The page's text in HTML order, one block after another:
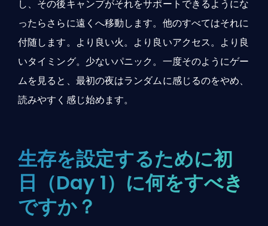
し、その後キャンプがそれをサポートできるようにな
ったらさらに遠くへ移動します。他のすべてはそれに
付随します。より良い火。より良いアクセス。より良
いタイミング。少ないパニック。一度そのようにゲー
ムを見ると、最初の夜はランダムに感じるのをやめ、
読みやすく感じ始めます。
生存を設定するために初
日（Day 1）に何をすべき
ですか？